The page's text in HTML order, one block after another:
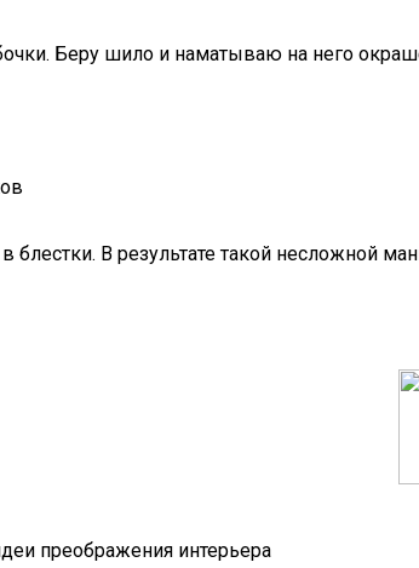
Беру шило и наматываю на него
В результате такой несложной
преображения интерьера